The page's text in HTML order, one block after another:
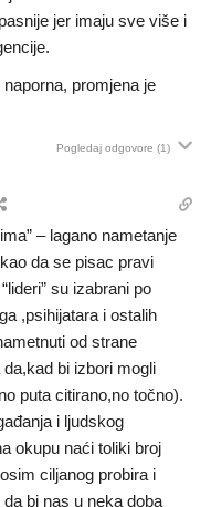
jer imaju sve više i
promjena je
Pogledaj odgovore (1)
– lagano nametanje
da se pisac pravi
su izabrani po
,psihijatara i ostalih
od strane
bi izbori mogli
puta citirano,no točno).
i ljudskog
okupu naći toliki broj
ciljanog probira i
bi nas u neka doba